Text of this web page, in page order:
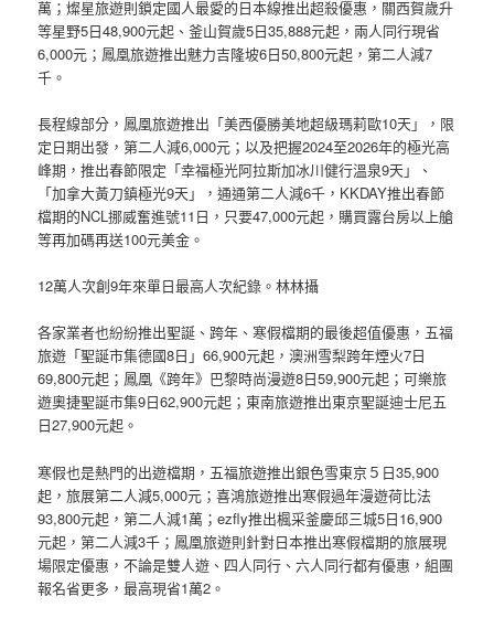
萬；燦星旅遊則鎖定國人最愛的日本線推出超殺優惠，關西賀歲升
等星野5日48,900元起、釜山賀歲5日35,888元起，兩人同行現省
6,000元；鳳凰旅遊推出魅力吉隆坡6日50,800元起，第二人減7
千。
長程線部分，鳳凰旅遊推出「美西優勝美地超級瑪莉歐10天」，限
定日期出發，第二人減6,000元；以及把握2024至2026年的極光高
峰期，推出春節限定「幸福極光阿拉斯加冰川健行溫泉9天」、
「加拿大黃刀鎮極光9天」，通通第二人減6千，KKDAY推出春節
檔期的NCL挪威奮進號11日，只要47,000元起，購買露台房以上艙
等再加碼再送100元美金。
12萬人次創9年來單日最高人次紀錄。林林攝
各家業者也紛紛推出聖誕、跨年、寒假檔期的最後超值優惠，五福
旅遊「聖誕市集德國8日」66,900元起，澳洲雪梨跨年煙火7日
69,800元起；鳳凰《跨年》巴黎時尚漫遊8日59,900元起；可樂旅
遊奧捷聖誕市集9日62,900元起；東南旅遊推出東京聖誕迪士尼五
日27,900元起。
寒假也是熱門的出遊檔期，五福旅遊推出銀色雪東京５日35,900
起，旅展第二人減5,000元；喜鴻旅遊推出寒假過年漫遊荷比法
93,800元起，第二人減1萬；ezfly推出楓采釜慶邱三城5日16,900
元起，第二人減3千；鳳凰旅遊則針對日本推出寒假檔期的旅展現
場限定優惠，不論是雙人遊、四人同行、六人同行都有優惠，組團
報名省更多，最高現省1萬2。